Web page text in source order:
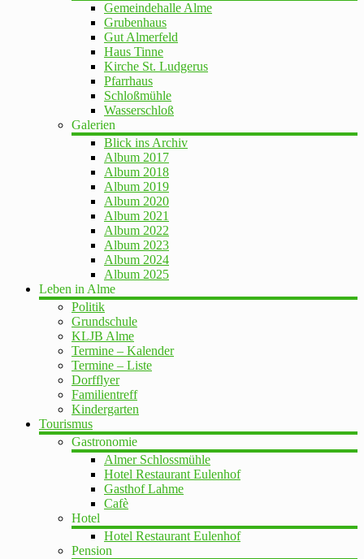
Gemeindehalle Alme
Grubenhaus
Gut Almerfeld
Haus Tinne
Kirche St. Ludgerus
Pfarrhaus
Schloßmühle
Wasserschloß
Galerien
Blick ins Archiv
Album 2017
Album 2018
Album 2019
Album 2020
Album 2021
Album 2022
Album 2023
Album 2024
Album 2025
Leben in Alme
Politik
Grundschule
KLJB Alme
Termine – Kalender
Termine – Liste
Dorfflyer
Familientreff
Kindergarten
Tourismus
Gastronomie
Almer Schlossmühle
Hotel Restaurant Eulenhof
Gasthof Lahme
Cafè
Hotel
Hotel Restaurant Eulenhof
Pension